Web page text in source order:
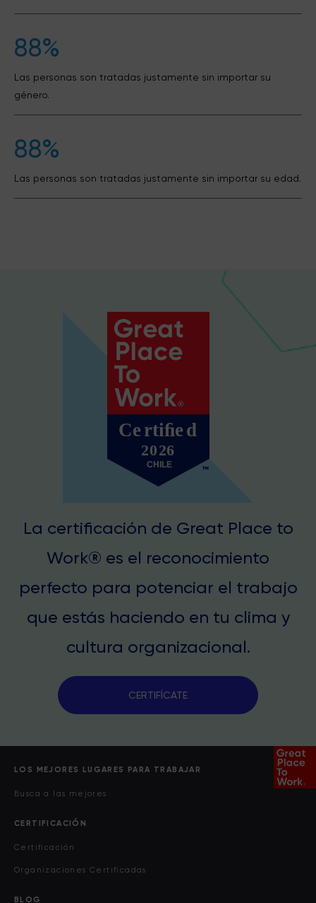
88%
Las personas son tratadas justamente sin importar su
género.
88%
Las personas son tratadas justamente sin importar su edad.
La certificación de Great Place to
Work® es el reconocimiento
perfecto para potenciar el trabajo
que estás haciendo en tu clima y
cultura organizacional.
CERTIFÍCATE
LOS MEJORES LUGARES PARA TRABAJAR
Busca a las mejores
CERTIFICACIÓN
Certificación
Organizaciones Certificadas
BLOG